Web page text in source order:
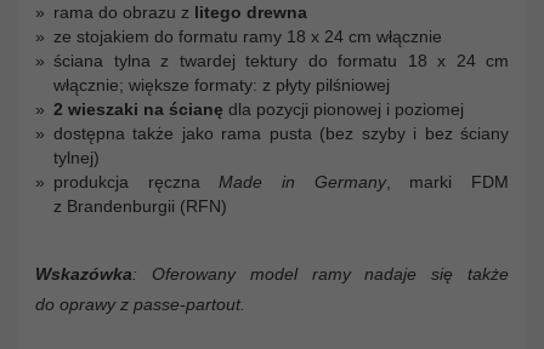
rama do obrazu z litego drewna
ze stojakiem do formatu ramy 18 x 24 cm włącznie
ściana tylna z twardej tektury do formatu 18 x 24 cm
włącznie; większe formaty: z płyty pilśniowej
2 wieszaki na ścianę dla pozycji pionowej i poziomej
dostępna także jako rama pusta (bez szyby i bez ściany
tylnej)
produkcja ręcznaMade in Germany, marki FDM
z Brandenburgii (RFN)
Wskazówka: Oferowany model ramy nadaje się także
do oprawy z passe-partout.